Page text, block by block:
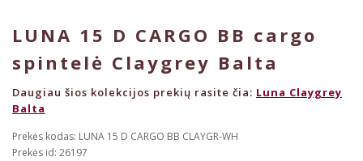
LUNA 15 D CARGO BB cargo
spintelė Claygrey Balta
Daugiau šios kolekcijos prekių rasite čia: Luna Claygrey
Balta
Prekės kodas: LUNA 15 D CARGO BB CLAYGR-WH
Prekės id: 26197